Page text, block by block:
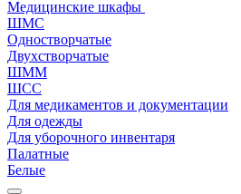
Медицинские шкафы
ШМС
Одностворчатые
Двухстворчатые
ШММ
ШСС
Для медикаментов и документации
Для одежды
Для уборочного инвентаря
Палатные
Белые